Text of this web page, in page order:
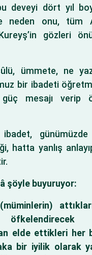
deveyi dört yıl
neden onu, tüm
gözleri
ümmete, ne
bir ibadeti
mesajı verip
günümüzde
hatta yanlış
şöyle buyuruyor:
elde ettikleri her
bir iyilik olarak